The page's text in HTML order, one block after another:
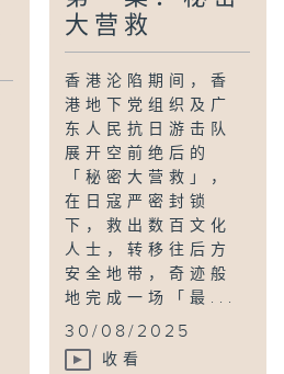
大营救
香港沦陷期间，香
港地下党组织及广
东人民抗日游击队
展开空前绝后的
「秘密大营救」，
在日寇严密封锁
下，救出数百文化
人士，转移往后方
安全地带，奇迹般
地完成一场「最...
30/08/2025
收看